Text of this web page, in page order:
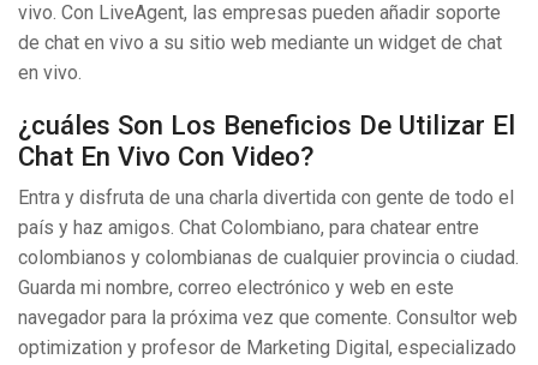
vivo. Con LiveAgent, las empresas pueden añadir soporte
de chat en vivo a su sitio web mediante un widget de chat
en vivo.
¿cuáles Son Los Beneficios De Utilizar El
Chat En Vivo Con Video?
Entra y disfruta de una charla divertida con gente de todo el
país y haz amigos. Chat Colombiano, para chatear entre
colombianos y colombianas de cualquier provincia o ciudad.
Guarda mi nombre, correo electrónico y web en este
navegador para la próxima vez que comente. Consultor web
optimization y profesor de Marketing Digital, especializado